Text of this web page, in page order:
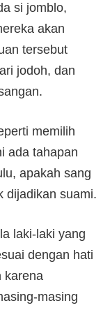
si jomblo,
akan
tersebut
jodoh, dan
memilih
ada tahapan
apakah sang
dijadikan suami.
laki-laki yang
dengan hati
karena
masing